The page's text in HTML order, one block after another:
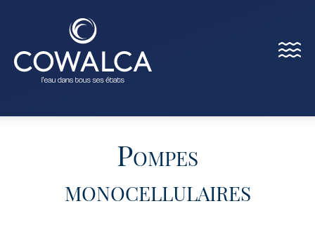
Menu
Pompes
monocellulaires